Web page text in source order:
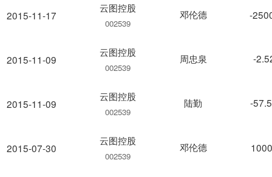
2015-11-17
2015-11-09
2015-11-09
2015-07-30
云图控股
002539
邓伦德 -
云图控股
002539
周忠泉 -
云图控股
002539
陆勤 -
云图控股
002539
邓伦德